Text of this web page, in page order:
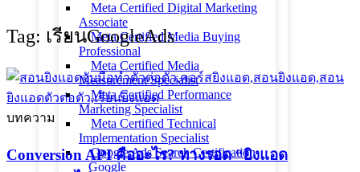
Meta Certified Digital Marketing
Associate
Meta Certified Media Buying
Professional
Meta Certified Media
Measurement Specialist
Meta Certified Performance
Marketing Specialist
Meta Certified Technical
Implementation Specialist
Google Ads Search Certification
_ Google
Tag: เรียนGoogleAds
บทความ
Conversion API คืออะไร? ทางรอด “ยิงแอด